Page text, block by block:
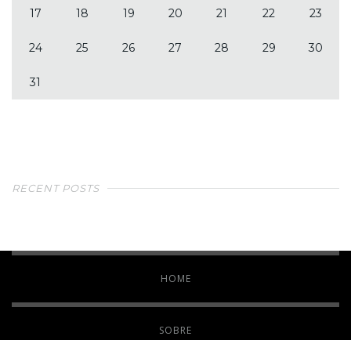
17 18 19 20 21 22 23
24 25 26 27 28 29 30
31
RECENT POSTS
HOME
SOBRE